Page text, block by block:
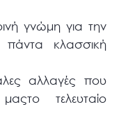
γνώμη για την
κλασσική
αλλαγές που
τελευταίο